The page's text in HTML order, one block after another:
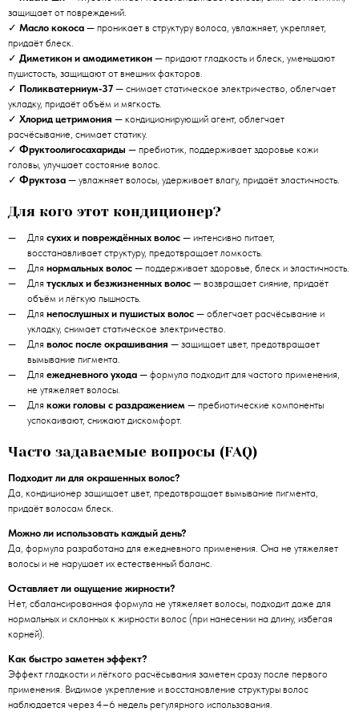
защищает от повреждений.
✓ Масло кокоса — проникает в структуру волоса, увлажняет, укрепляет,
придаёт блеск.
✓ Диметикон и амодиметикон — придают гладкость и блеск, уменьшают
пушистость, защищают от внешних факторов.
✓ Поликватерниум‑37 — снимает статическое электричество, облегчает
укладку, придаёт объём и мягкость.
✓ Хлорид цетримония — кондиционирующий агент, облегчает
расчёсывание, снимает статику.
✓ Фруктоолигосахариды — пребиотик, поддерживает здоровье кожи
головы, улучшает состояние волос.
✓ Фруктоза — увлажняет волосы, удерживает влагу, придаёт эластичность.
Для кого этот кондиционер?
Для сухих и повреждённых волос — интенсивно питает,
восстанавливает структуру, предотвращает ломкость.
Для нормальных волос — поддерживает здоровье, блеск и эластичность.
Для тусклых и безжизненных волос — возвращает сияние, придаёт
объём и лёгкую пышность.
Для непослушных и пушистых волос — облегчает расчёсывание и
укладку, снимает статическое электричество.
Для волос после окрашивания — защищает цвет, предотвращает
вымывание пигмента.
Для ежедневного ухода — формула подходит для частого применения,
не утяжеляет волосы.
Для кожи головы с раздражением — пребиотические компоненты
успокаивают, снижают дискомфорт.
Часто задаваемые вопросы (FAQ)
Подходит ли для окрашенных волос?
Да, кондиционер защищает цвет, предотвращает вымывание пигмента,
придаёт волосам блеск.
Можно ли использовать каждый день?
Да, формула разработана для ежедневного применения. Она не утяжеляет
волосы и не нарушает их естественный баланс.
Оставляет ли ощущение жирности?
Нет, сбалансированная формула не утяжеляет волосы, подходит даже для
нормальных и склонных к жирности волос (при нанесении на длину, избегая
корней).
Как быстро заметен эффект?
Эффект гладкости и лёгкого расчёсывания заметен сразу после первого
применения. Видимое укрепление и восстановление структуры волос
наблюдается через 4–6 недель регулярного использования.